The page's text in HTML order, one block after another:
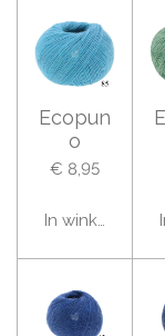
Ecopun
o
€ 8,95
In